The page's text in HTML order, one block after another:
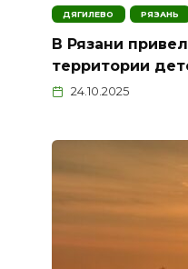
ДЯГИЛЕВО РЯЗАНЬ
В Рязани
территории
24.10.2025